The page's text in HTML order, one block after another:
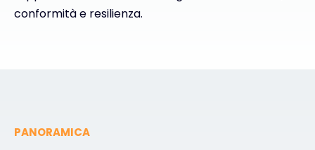
conformità e resilienza.
PANORAMICA